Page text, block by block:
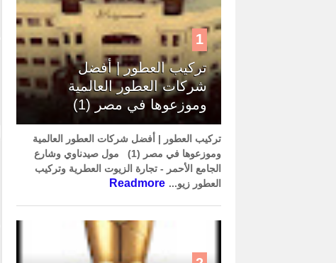
1
تركيب العطور | أفضل
شركات العطور العالمية
وموزعوها في مصر (1)
تركيب العطور | أفضل شركات العطور العالمية
وموزعوها في مصر (1) مول صيدناوي وشارع
الجامع الأحمر - تجارة الزيوت العطرية وتركيب
العطور زيو... Readmore